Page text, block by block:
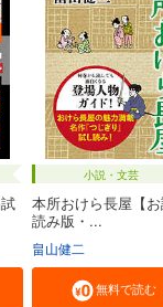
小説・文芸
本所おけら長屋【
読み版・...
畠山健二
無料で読む